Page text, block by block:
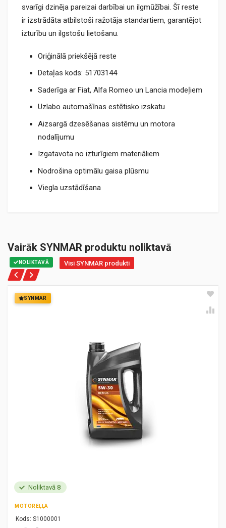
svarīgi dzinēja pareizai darbībai un ilgmūžībai. Šī reste
ir izstrādāta atbilstoši ražotāja standartiem, garantējot
izturību un ilgstošu lietošanu.
Oriģinālā priekšējā reste
Detaļas kods: 51703144
Saderīga ar Fiat, Alfa Romeo un Lancia modeļiem
Uzlabo automašīnas estētisko izskatu
Aizsargā dzesēšanas sistēmu un motora
nodalījumu
Izgatavota no izturīgiem materiāliem
Nodrošina optimālu gaisa plūsmu
Viegla uzstādīšana
Vairāk SYNMAR produktu noliktavā
NOLIKTAVĀ Visi SYNMAR produkti
SYNMAR
Noliktavā 8
MOTOREĻĻA
Kods: S1000001